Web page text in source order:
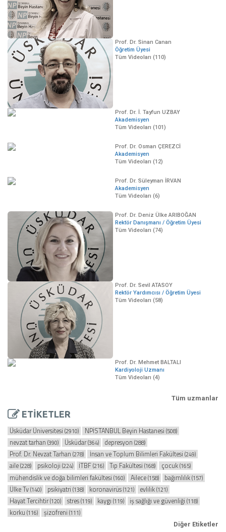
Prof. Dr. Sinan Canan
Öğretim Üyesi
Tüm Videoları (110)
Prof. Dr. İ. Tayfun UZBAY
Akademisyen
Tüm Videoları (101)
Prof. Dr. Osman ÇEREZCİ
Akademisyen
Tüm Videoları (12)
Prof. Dr. Süleyman İRVAN
Akademisyen
Tüm Videoları (6)
Prof. Dr. Deniz Ülke ARIBOĞAN
Rektör Danışmanı / Öğretim Üyesi
Tüm Videoları (74)
Prof. Dr. Sevil ATASOY
Rektör Yardımcısı / Öğretim Üyesi
Tüm Videoları (58)
Prof. Dr. Mehmet BALTALI
Kardiyoloji Uzmanı
Tüm Videoları (4)
Tüm uzmanlar
ETİKETLER
Üsküdar Üniversitesi(2910) NPİSTANBUL Beyin Hastanesi (508)
nevzat tarhan(390) Üsküdar(364) depresyon (288)
Prof. Dr. Nevzat Tarhan(278) İnsan ve Toplum Bilimleri Fakültesi (249)
aile(228) psikoloji (224) İTBF(216) Tıp Fakültesi(168) çocuk(165)
mühendislik ve doğa bilimleri fakültesi(160) Ailece(158) bağımlılık(157)
Ülke Tv(140) psikiyatri (138) koronavirüs(121) evlilik(121)
Hayat Tercihtir(120) stres(119) kaygı (119) iş sağlığı ve güvenliği(118)
korku(116) şizofreni (111)
Diğer Etiketler